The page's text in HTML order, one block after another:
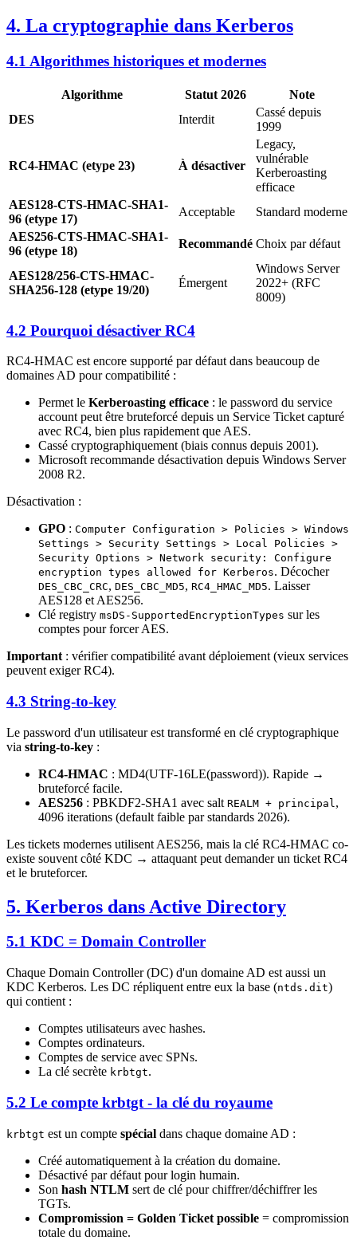
4. La cryptographie dans Kerberos
4.1 Algorithmes historiques et modernes
Algorithme Statut 2026
Note
DES
Interdit
Cassé depuis
1999
RC4-HMAC (etype 23) À désactiver
Legacy,
vulnérable
Kerberoasting
efficace
AES128-CTS-HMAC-SHA1-
96 (etype 17)
Acceptable
Standard moderne
AES256-CTS-HMAC-SHA1-
96 (etype 18)
Recommandé Choix par défaut
AES128/256-CTS-HMAC-
SHA256-128 (etype 19/20)
Émergent
Windows Server
2022+ (RFC
8009)
4.2 Pourquoi désactiver RC4
RC4-HMAC est encore supporté par défaut dans beaucoup de
domaines AD pour compatibilité :
Permet le Kerberoasting efficace : le password du service
account peut être bruteforcé depuis un Service Ticket capturé
avec RC4, bien plus rapidement que AES.
Cassé cryptographiquement (biais connus depuis 2001).
Microsoft recommande désactivation depuis Windows Server
2008 R2.
Désactivation :
GPO : Computer Configuration > Policies > Windows
Settings > Security Settings > Local Policies >
Security Options > Network security: Configure
encryption types allowed for Kerberos. Décocher
DES_CBC_CRC, DES_CBC_MD5, RC4_HMAC_MD5. Laisser
AES128 et AES256.
Clé registry msDS-SupportedEncryptionTypes sur les
comptes pour forcer AES.
Important : vérifier compatibilité avant déploiement (vieux services
peuvent exiger RC4).
4.3 String-to-key
Le password d'un utilisateur est transformé en clé cryptographique
via string-to-key :
RC4-HMAC : MD4(UTF-16LE(password)). Rapide →
bruteforcé facile.
AES256 : PBKDF2-SHA1 avec salt REALM + principal ,
4096 iterations (default faible par standards 2026).
Les tickets modernes utilisent AES256, mais la clé RC4-HMAC co-
existe souvent côté KDC → attaquant peut demander un ticket RC4
et le bruteforcer.
5. Kerberos dans Active Directory
5.1 KDC = Domain Controller
Chaque Domain Controller (DC) d'un domaine AD est aussi un
KDC Kerberos. Les DC répliquent entre eux la base (ntds.dit)
qui contient :
Comptes utilisateurs avec hashes.
Comptes ordinateurs.
Comptes de service avec SPNs.
La clé secrète krbtgt.
5.2 Le compte krbtgt - la clé du royaume
krbtgt est un compte spécial dans chaque domaine AD :
Créé automatiquement à la création du domaine.
Désactivé par défaut pour login humain.
Son hash NTLM sert de clé pour chiffrer/déchiffrer les
TGTs.
Compromission = Golden Ticket possible = compromission
totale du domaine.